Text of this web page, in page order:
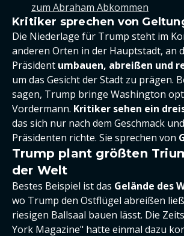
zum Abraham Abkommen
Kritiker sprechen von
Die Niederlage für Trump steht im
anderen Orten in der Hauptstadt, an
Präsident umbauen, abreißen und
um das Gesicht der Stadt zu prägen.
sagen, Trump bringe Washington
Vordermann. Kritiker sehen ein
das sich nur nach dem Geschmack
Präsidenten richte. Sie sprechen von
Trump plant größten
der Welt
Bestes Beispiel ist das Gelände des
wo Trump den Ostflügel abreißen
riesigen Ballsaal bauen lässt. Die
York Magazine" hatte einmal dazu